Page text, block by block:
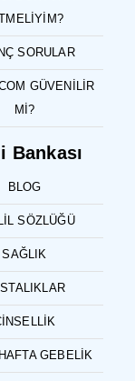
SORULAR
GÜVENILIR
MI?
Bankası
BLOG
SÖZLÜĞÜ
SAĞLIK
GEBELIK